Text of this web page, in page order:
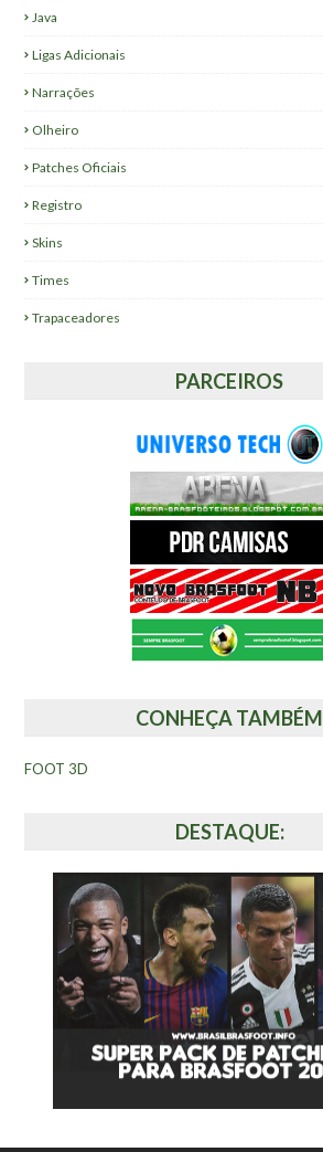
Java
Ligas Adicionais
Narrações
Olheiro
Patches Oficiais
Registro
Skins
Times
Trapaceadores
PARCEIROS
CONHEÇA TAMBÉM
FOOT 3D
DESTAQUE: